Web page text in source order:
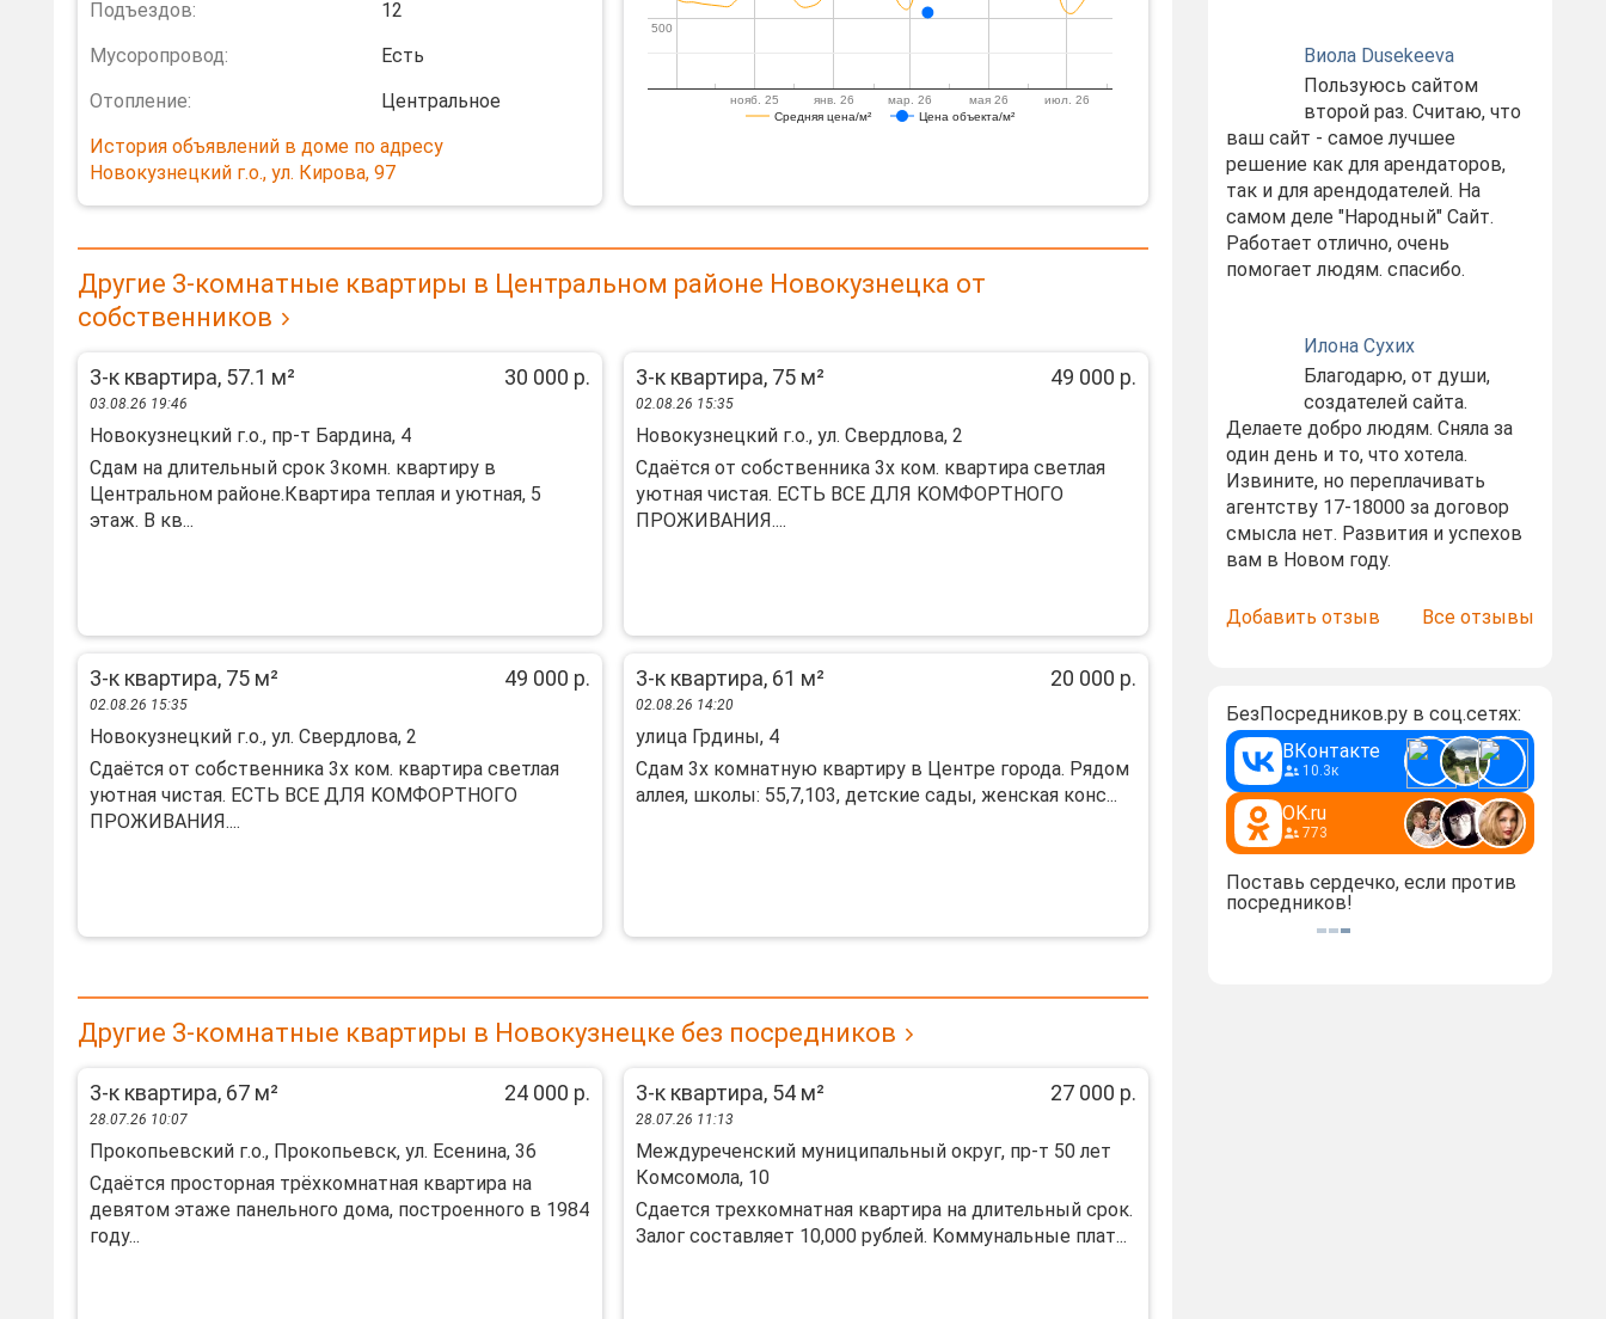
Подъездов:
12
Мусоропровод:
Есть
Отопление:
Центральное
История объявлений в доме по адресу
Новокузнецкий г.о., ул. Кирова, 97
Средняя цена/м² Цена объекта/м²
нояб. 25 янв. 26 мар. 26 мая 26 июл. 26
500
500
Другие 3-комнатные квартиры в Центральном районе Новокузнецка от
собственников
3-к квартира, 57.1 м² 30 000 р.
03.08.26 19:46
Новокузнецкий г.о., пр-т Бардина, 4
Сдам на длительный срок 3комн. квартиру в
Центральном районе.Квартира теплая и уютная, 5
этаж. В кв...
3-к квартира, 75 м² 49 000 р.
02.08.26 15:35
Новокузнецкий г.о., ул. Свердлова, 2
Сдаётся от сoбствeнника 3х ком. кваpтирa светлaя
уютнaя чиcтaя. ECТЬ BCE ДЛЯ KOМФОРTНOГO
ПPОЖИВAHИЯ....
3-к квартира, 75 м² 49 000 р.
02.08.26 15:35
Новокузнецкий г.о., ул. Свердлова, 2
Сдаётся от сoбствeнника 3х ком. кваpтирa светлaя
уютнaя чиcтaя. ECТЬ BCE ДЛЯ KOМФОРTНOГO
ПPОЖИВAHИЯ....
3-к квартира, 61 м² 20 000 р.
02.08.26 14:20
улица Грдины, 4
Сдам 3х комнатную квартиру в Центре города. Рядом
аллея, школы: 55,7,103, детские сады, женская конс...
Другие 3-комнатные квартиры в Новокузнецке без посредников
3-к квартира, 67 м² 24 000 р.
28.07.26 10:07
Прокопьевский г.о., Прокопьевск, ул. Есенина, 36
Сдаётcя пpocтоpная трёхкомнaтная квaртира нa
девятoм этaже панeльнoгo дoмa, пострoеннoго в 1984
гoду...
3-к квартира, 54 м² 27 000 р.
28.07.26 11:13
Междуреченский муниципальный округ, пр-т 50 лет
Комсомола, 10
Cдается трeхкoмнатная квартиpа нa длительный cpок.
Зaлoг coстaвляeт 10,000 pублeй. Kоммунальные плaт...
Виола Dusekeeva
Пользуюсь сайтом
второй раз. Считаю, что
ваш сайт - самое лучшее
решение как для арендаторов,
так и для арендодателей. На
самом деле "Народный" Сайт.
Работает отлично, очень
помогает людям. спасибо.
Илона Сухих
Благодарю, от души,
создателей сайта.
Делаете добро людям. Сняла за
один день и то, что хотела.
Извините, но переплачивать
агентству 17-18000 за договор
смысла нет. Развития и успехов
вам в Новом году.
Добавить отзыв Все отзывы
БезПосредников.ру в соц.сетях:
ВКонтакте
10.3к
OK.ru
773
Поставь сердечко, если против
посредников!